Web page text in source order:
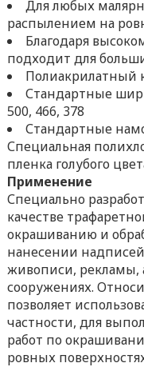
Для любых
распылением на
Благодаря
подходит для
Полиакрилатный
Стандартные
500, 466, 378
Стандартные
Специальная
пленка голубого
Применение
Специально
качестве
окрашиванию и
нанесении
живописи, рекламы,
сооружениях.
позволяет
частности, для
работ по
ровных